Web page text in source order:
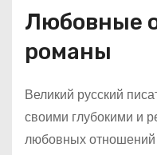
Любовные
романы
Великий русский
своими глубокими и
любовных